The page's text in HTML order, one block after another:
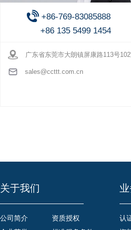
+86-769-83085888
+86 135 5499 1454
广东省东莞市大朗镇屏康路113号
sales@ccttt.com.cn
关于我们
公司简介
资质授权
认